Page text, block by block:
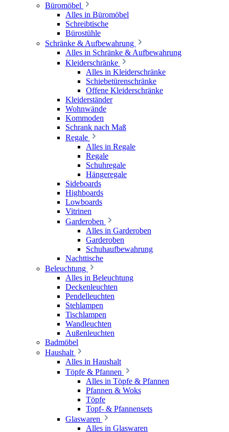
Büromöbel
Alles in Büromöbel
Schreibtische
Bürostühle
Schränke & Aufbewahrung
Alles in Schränke & Aufbewahrung
Kleiderschränke
Alles in Kleiderschränke
Schiebetürenschränke
Offene Kleiderschränke
Kleiderständer
Wohnwände
Kommoden
Schrank nach Maß
Regale
Alles in Regale
Regale
Schuhregale
Hängeregale
Sideboards
Highboards
Lowboards
Vitrinen
Garderoben
Alles in Garderoben
Garderoben
Schuhaufbewahrung
Nachttische
Beleuchtung
Alles in Beleuchtung
Deckenleuchten
Pendelleuchten
Stehlampen
Tischlampen
Wandleuchten
Außenleuchten
Badmöbel
Haushalt
Alles in Haushalt
Töpfe & Pfannen
Alles in Töpfe & Pfannen
Pfannen & Woks
Töpfe
Topf- & Pfannensets
Glaswaren
Alles in Glaswaren